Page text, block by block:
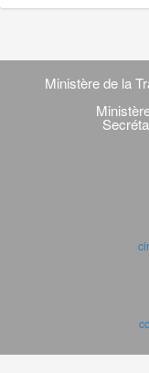
Navigation
transverse
Ministère de la